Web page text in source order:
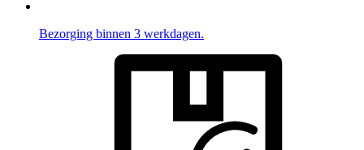
Bezorging binnen 3 werkdagen.